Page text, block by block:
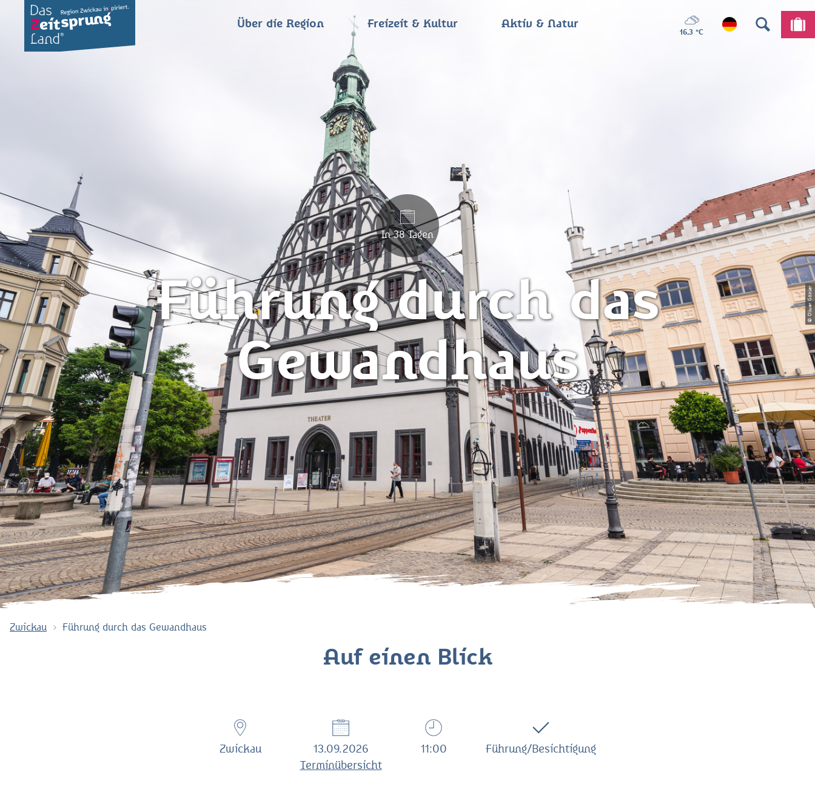
Über die Region Freizeit & Kultur Aktiv & Natur
16,3 °C
© Oliver Göhler
In 38 Tagen
Führung durch das
Gewandhaus
Zwickau Führung durch das Gewandhaus
Auf einen Blick
Zwickau
13.09.2026
Terminübersicht
11:00 Führung/Besichtigung